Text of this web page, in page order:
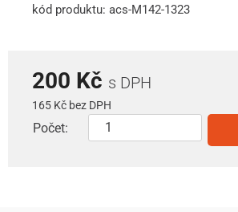
kód produktu: acs-M142-1323
200 Kč s DPH
165 Kč bez DPH
Počet: